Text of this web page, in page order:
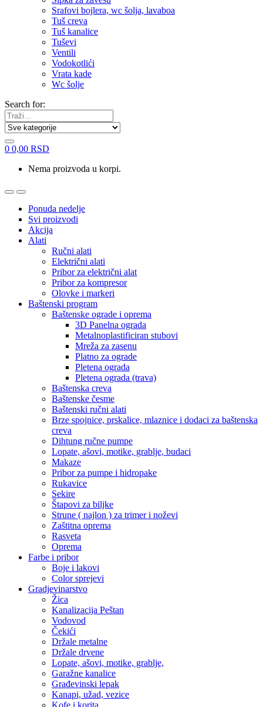
Srafovi bojlera, wc šolja, lavaboa
Tuš creva
Tuš kanalice
Tuševi
Ventili
Vodokotlići
Vrata kade
Wc šolje
Search for:
0 0,00 RSD
Nema proizvoda u korpi.
Ponuda nedelje
Svi proizvodi
Akcija
Alati
Ručni alati
Električni alati
Pribor za električni alat
Pribor za kompresor
Olovke i markeri
Baštenski program
Baštenske ograde i oprema
3D Panelna ograda
Metalnoplastificiran stubovi
Mreža za zasenu
Platno za ograde
Pletena ograda
Pletena ograda (trava)
Baštenska creva
Baštenske česme
Baštenski ručni alati
Brze spojnice, prskalice, mlaznice i dodaci za baštenska
creva
Dihtung ručne pumpe
Lopate, ašovi, motike, grablje, budaci
Makaze
Pribor za pumpe i hidropake
Rukavice
Sekire
Štapovi za biljke
Strune ( najlon ) za trimer i noževi
Zaštitna oprema
Rasveta
Oprema
Farbe i pribor
Boje i lakovi
Color sprejevi
Gradjevinarstvo
Žica
Kanalizacija Peštan
Vodovod
Čekići
Držale metalne
Držale drvene
Lopate, ašovi, motike, grablje,
Garažne kanalice
Građevinski lepak
Kanapi, užad, vezice
Kofe i korita